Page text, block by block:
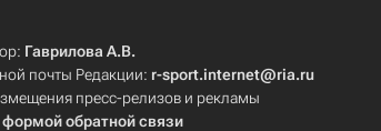
Гаврилова А.В.
почты Редакции: r-sport.internet@ria.ru
пресс-релизов и рекламы
формой обратной связи